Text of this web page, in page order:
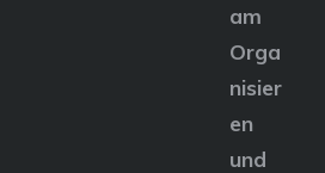
am
Orga
nisier
en
und